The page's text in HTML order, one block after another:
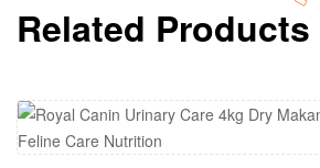
Related Products